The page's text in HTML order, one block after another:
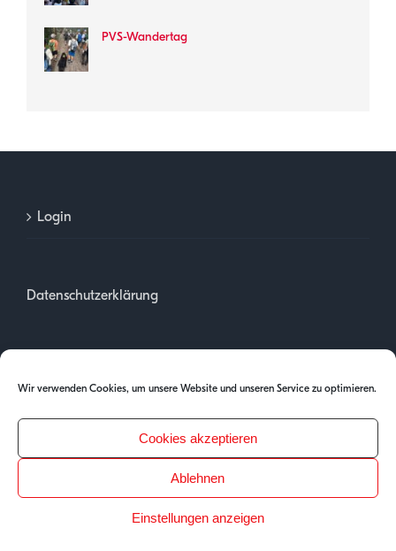
Wir verwenden Cookies, um unsere Website und unseren Service zu optimieren.
Cookies akzeptieren
Ablehnen
Einstellungen anzeigen
PVS-Wandertag
Login
Datenschutzerklärung